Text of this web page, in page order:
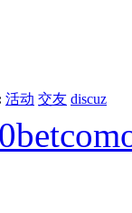
活动 交友 discuz